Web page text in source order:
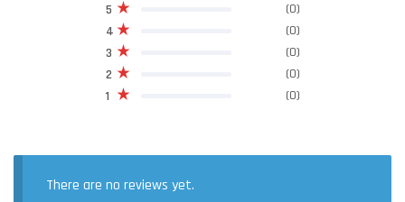
1 (0)
2 (0)
3 (0)
4 (0)
5 (0)
There are no reviews yet.